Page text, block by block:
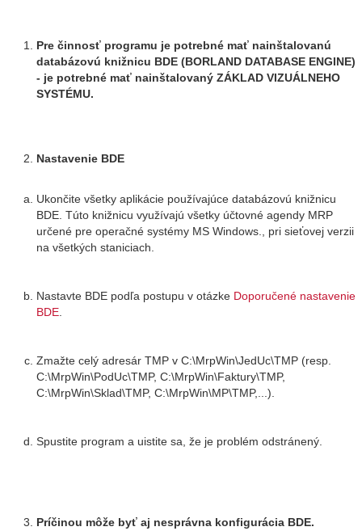
Pre činnosť programu je potrebné mať nainštalovanú
databázovú knižnicu BDE (BORLAND DATABASE ENGINE)
- je potrebné mať nainštalovaný ZÁKLAD VIZUÁLNEHO
SYSTÉMU.
Nastavenie BDE
Ukončite všetky aplikácie používajúce databázovú knižnicu
BDE. Túto knižnicu využívajú všetky účtovné agendy MRP
určené pre operačné systémy MS Windows., pri sieťovej verzii
na všetkých staniciach.
Nastavte BDE podľa postupu v otázke Doporučené nastavenie
BDE
Zmažte celý adresár TMP v C:\MrpWin\JedUc\TMP (resp.
C:\MrpWin\PodUc\TMP, C:\MrpWin\Faktury\TMP,
C:\MrpWin\Sklad\TMP, C:\MrpWin\MP\TMP,...).
Spustite program a uistite sa, že je problém odstránený.
Príčinou môže byť aj nesprávna konfigurácia BDE.